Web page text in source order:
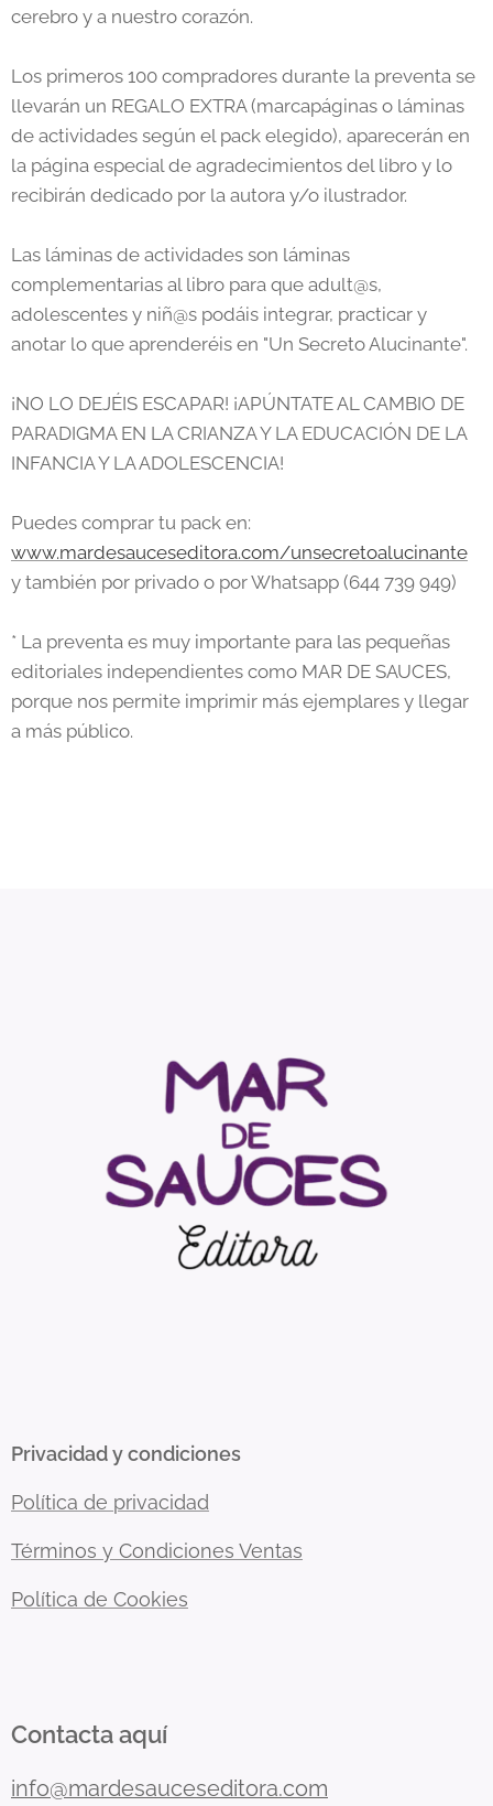
cerebro y a nuestro corazón.
Los primeros 100 compradores durante la preventa se
llevarán un REGALO EXTRA (marcapáginas o láminas
de actividades según el pack elegido), aparecerán en
la página especial de agradecimientos del libro y lo
recibirán dedicado por la autora y/o ilustrador.
Las láminas de actividades son láminas
complementarias al libro para que adult@s,
adolescentes y niñ@s podáis integrar, practicar y
anotar lo que aprenderéis en "Un Secreto Alucinante".
¡NO LO DEJÉIS ESCAPAR! ¡APÚNTATE AL CAMBIO DE
PARADIGMA EN LA CRIANZA Y LA EDUCACIÓN DE LA
INFANCIA Y LA ADOLESCENCIA!
Puedes comprar tu pack en:
www.mardesauceseditora.com/unsecretoalucinante
y también por privado o por Whatsapp (644 739 949)
* La preventa es muy importante para las pequeñas
editoriales independientes como MAR DE SAUCES,
porque nos permite imprimir más ejemplares y llegar
a más público.
Privacidad y condiciones
Política de privacidad
Términos y Condiciones Ventas
Política de Cookies
Contacta aquí
info@mardesauceseditora.com